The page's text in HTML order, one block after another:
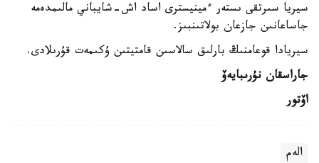
سيريا سىرتقى ىستەر ءمينيسترى اساد اش-شايباني مالىمدەمە
جاساعانىن جازعان بولاتىنبىز.
سيريادا قوعامنىڭ بارلىق سالاسىن قامتيتىن ۇكىمەت قۇرىلادى.
جاراسقان نۇرىبايەۆ
اۆتور
الەم